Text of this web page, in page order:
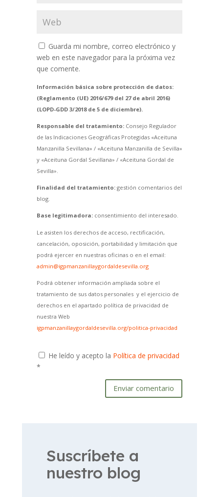
Guarda mi nombre, correo electrónico y
web en este navegador para la próxima vez
que comente.
Información básica sobre protección de datos:
(Reglamento (UE) 2016/679 del 27 de abril 2016)
(LOPD-GDD 3/2018 de 5 de diciembre).
Responsable del tratamiento:Consejo Regulador
de las Indicaciones Geográficas Protegidas «Aceituna
Manzanilla Sevillana» / «Aceituna Manzanilla de Sevilla»
y «Aceituna Gordal Sevillana» / «Aceituna Gordal de
Sevilla».
Finalidad del tratamiento:gestión comentarios del
blog.
Base legitimadora:consentimiento del interesado.
Le asisten los derechos de acceso, rectificación,
cancelación, oposición, portabilidad y limitación que
podrá ejercer en nuestras oficinas o en el email:
admin@igpmanzanillaygordaldesevilla.org
Podrá obtener información ampliada sobre el
tratamiento de sus datos personales y el ejercicio de
derechos en el apartado política de privacidad de
nuestra Web
igpmanzanillaygordaldesevilla.org/politica-privacidad
He leído y acepto la Política de privacidad
*
Enviar comentario
Suscríbete a
nuestro blog